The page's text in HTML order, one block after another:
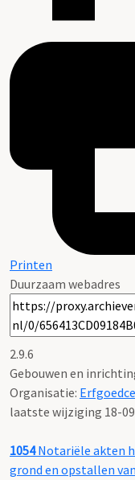
Printen
Duurzaam webadres
2.9.6
Gebouwen en
Organisatie:
laatste wijziging 18-
1054Notariële akten
grond en opstallen